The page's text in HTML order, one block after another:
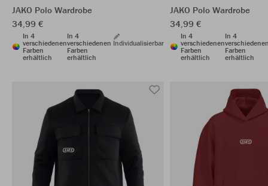
JAKO Polo Wardrobe
34,99 €
In 4
verschiedenen
Farben
erhältlich
In 4
verschiedenen
Farben
erhältlich
Individualisierbar
JAKO Polo Wardrobe
34,99 €
In 4
verschiedenen
Farben
erhältlich
In 4
Farben
erhältlich